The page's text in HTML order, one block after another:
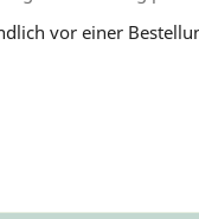
vor einer